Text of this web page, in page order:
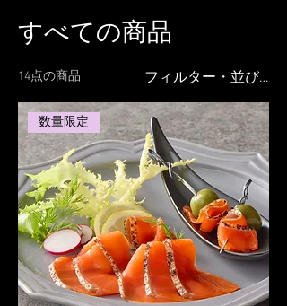
すべての商品
14点の商品 フィルター・並び替え
数量限定